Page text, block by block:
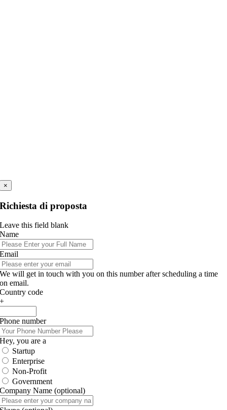
×
Richiesta di proposta
Leave this field blank
Name
Email
We will get in touch with you on this number after scheduling a time
on email.
Country code
+
Phone number
Hey, you are a
Startup
Enterprise
Non-Profit
Government
Company Name (optional)